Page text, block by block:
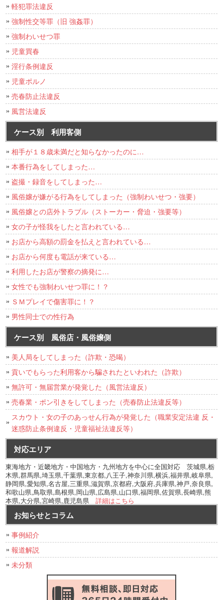
軽犯罪法違反
強制性交等罪（旧 強姦罪）
強制わいせつ罪
児童買春
淫行条例違反
児童ポルノ
売春防止法違反
風営法違反
ケース別 利用客側
相手が１８歳未満だと知らなかったのに…
本番行為をしてしまった…
盗撮・録音をしてしまった…
風俗嬢が嫌がる行為をしてしまった（強制わいせつ・強要）
風俗嬢との店外トラブル（ストーカー・脅迫・強要等）
女の子が怪我をしたと言われている…
お店から高額の罰金を払えと言われている…
お店から何度も電話が来ている…
利用したお店が警察の摘発に…
女性でも強制わいせつ罪に！？
ＳＭプレイで傷害罪に！？
男性同士での性行為
ケース別 風俗店・風俗嬢側
美人局をしてしまった（詐欺・恐喝）
貢いでもらった利用客から騙されたといわれた（詐欺）
無許可・無届営業が発覚した（風営法違反）
売春業・ポン引きをしてしまった（売春防止法違反等）
スカウト・女の子のあっせん行為が発覚した（職業安定法違 反・
迷惑防止条例違反・児童福祉法違反等）
対応エリア
東海地方・近畿地方・中国地方・九州地方を中心に全国対応 茨城県,栃
木県,群馬県,埼玉県,千葉県,東京都,八王子,神奈川県,横浜,福井県,岐阜県,
静岡県,愛知県,名古屋,三重県,滋賀県,京都府,大阪府,兵庫県,神戸,奈良県,
和歌山県,鳥取県,島根県,岡山県,広島県,山口県,福岡県,佐賀県,長崎県,熊
本県,大分県,宮崎県,鹿児島県詳細はこちら
お知らせとコラム
事例紹介
報道解説
未分類